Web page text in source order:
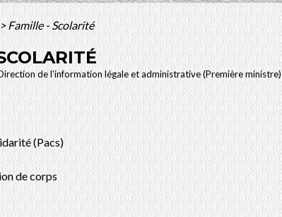
Famille - Scolarité
de l'information légale et administrative (Première ministre)
(Pacs)
de corps